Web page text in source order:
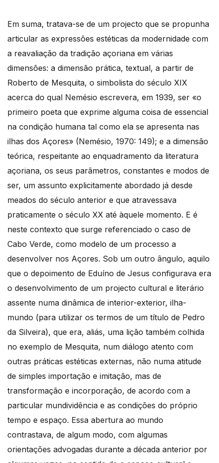
Em suma, tratava-se de um projecto que se propunha
articular as expressões estéticas da modernidade com
a reavaliação da tradição açoriana em várias
dimensões: a dimensão prática, textual, a partir de
Roberto de Mesquita, o simbolista do século XIX
acerca do qual Nemésio escrevera, em 1939, ser «o
primeiro poeta que exprime alguma coisa de essencial
na condição humana tal como ela se apresenta nas
ilhas dos Açores» (Nemésio, 1970: 149); e a dimensão
teórica, respeitante ao enquadramento da literatura
açoriana, os seus parâmetros, constantes e modos de
ser, um assunto explicitamente abordado já desde
meados do século anterior e que atravessava
praticamente o século XX até àquele momento. E é
neste contexto que surge referenciado o caso de
Cabo Verde, como modelo de um processo a
desenvolver nos Açores. Sob um outro ângulo, aquilo
que o depoimento de Eduíno de Jesus configurava era
o desenvolvimento de um projecto cultural e literário
assente numa dinâmica de interior-exterior, ilha-
mundo (para utilizar os termos de um título de Pedro
da Silveira), que era, aliás, uma lição também colhida
no exemplo de Mesquita, num diálogo atento com
outras práticas estéticas externas, não numa atitude
de simples importação e imitação, mas de
transformação e incorporação, de acordo com a
particular mundividência e as condições do próprio
tempo e espaço. Essa abertura ao mundo
contrastava, de algum modo, com algumas
orientações advogadas durante a década anterior por